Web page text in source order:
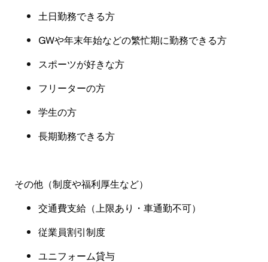
土日勤務できる方
GWや年末年始などの繁忙期に勤務できる方
スポーツが好きな方
フリーターの方
学生の方
長期勤務できる方
その他（制度や福利厚生など）
交通費支給（上限あり・ 車通勤不可）
従業員割引制度
ユニフォーム貸与